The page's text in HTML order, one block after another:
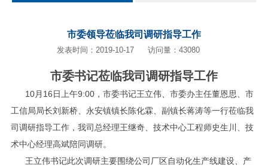
市委领导莅临我司调研指导工作
发表时间：2019-10-17 访问量：43080
市委书记莅临我司调研指导工作
10月16日上午9:00，市委书记王立伟、市委办主任董恩思、市
工信局局长刘新桥、永安镇镇长陈化霖、副镇长蒋涛等一行莅临我
司调研指导工作，我司总经理王继奇、技术中心工程师史生川、技
术中心经理高斌陪同调研。
王立伟书记此次调研主要围绕公司厂区自动化生产线建设、产